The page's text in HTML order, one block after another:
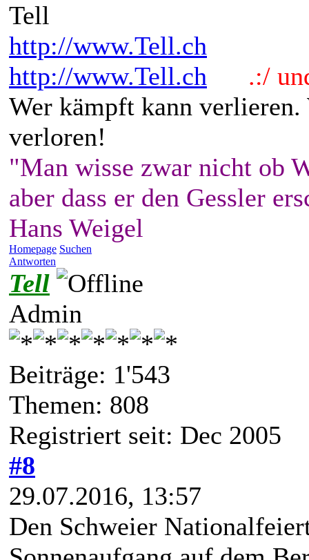
Tell
http://www.Tell.ch
http://www.Tell.ch
.:/
Wer kämpft kann
verloren!
"Man wisse zwar nicht ob
aber dass er den Gessler
Hans Weigel
Homepage Suchen
Antworten
Tell
Admin
Beiträge: 1'543
Themen: 808
Registriert seit: Dec 2005
#8
29.07.2016, 13:57
Den Schweier